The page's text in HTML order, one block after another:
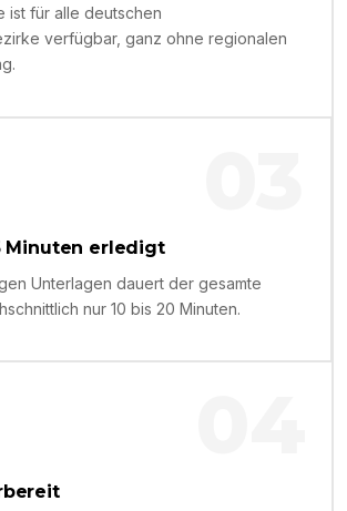
ist für alle deutschen
verfügbar, ganz ohne regionalen
Minuten erledigt
Unterlagen dauert der gesamte
nur 10 bis 20 Minuten.